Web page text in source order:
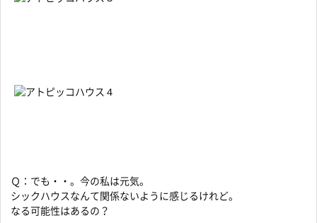
Ｑ：でも・・。今の私は元気。
シックハウスなんて関係ないように感じるけれど。
なる可能性はあるの？